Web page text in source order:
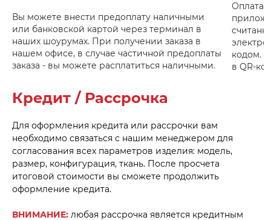
Вы можете внести предоплату наличными
или банковской картой через терминал в
наших шоурумах. При получении заказа в
нашем офисе, в случае частичной предоплаты
заказа - вы можете расплатиться наличными.
Оплата
кодом.
в QR-
Кредит / Рассрочка
Для оформления кредита или рассрочки вам
необходимо связаться с нашим менеджером для
согласования всех параметров изделия: модель,
размер, конфигурация, ткань. После просчета
итоговой стоимости вы сможете продолжить
оформление кредита.
ВНИМАНИЕ: любая рассрочка является кредитным